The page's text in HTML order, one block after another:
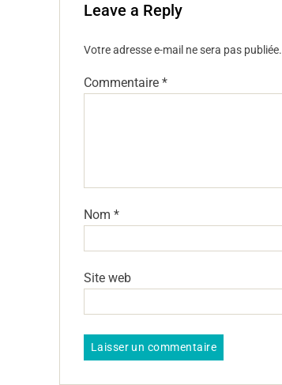
Leave a Reply
Votre adresse e-mail ne sera pas publiée.
Commentaire *
Nom *
Site web